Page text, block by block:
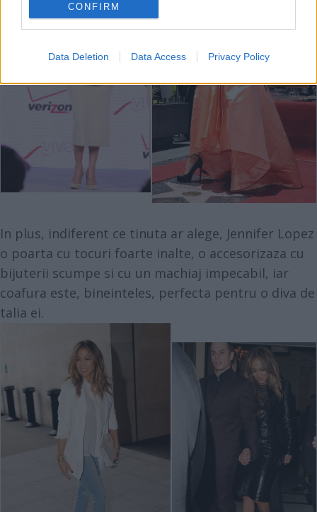
CONFIRM
Data Deletion Data Access Privacy Policy
In plus, indiferent ce tinuta ar alege, Jennifer Lopez
o poarta cu tocuri foarte inalte, o accesorizaza cu
bijuterii scumpe si cu un machiaj impecabil, iar
coafura este, bineinteles, perfecta pentru o diva de
talia ei.